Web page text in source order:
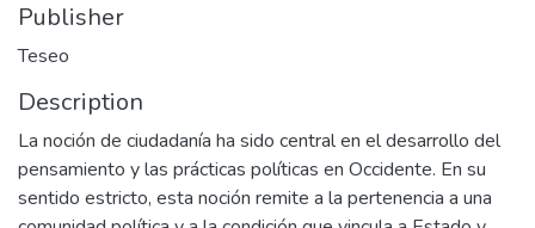
Publisher
Teseo
Description
La noción de ciudadanía ha sido central en el desarrollo del
pensamiento y las prácticas políticas en Occidente. En su
sentido estricto, esta noción remite a la pertenencia a una